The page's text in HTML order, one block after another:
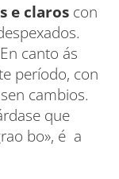
e claros con
canto ás
período, con
cambios.
que
bo», é a